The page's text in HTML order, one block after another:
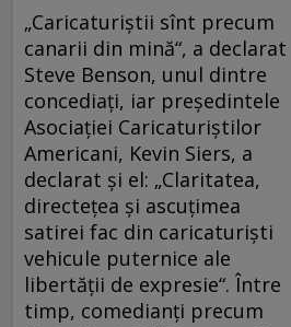
„Caricaturiştii sînt precum
canarii din mină“, a declarat
Steve Ben­son, unul dintre
concediați, iar preșe­din­tele
Asociației Carica­tu­riștilor
Americani, Kevin Siers, a
declarat și el: „Claritatea,
directeţea şi ascuţimea
satirei fac din caricaturiști
vehicule puternice ale
libertăţii de expresie“. Între
timp, comedianți precum